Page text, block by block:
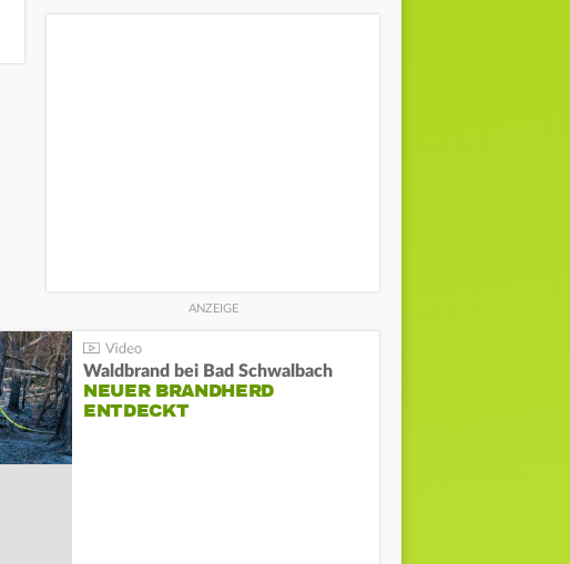
Waldbrand bei Bad Schwalbach
NEUER BRANDHERD
ENTDECKT